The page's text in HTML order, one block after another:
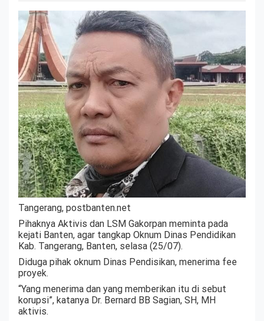
Tangerang, postbanten.net
Pihaknya Aktivis dan LSM Gakorpan meminta pada
kejati Banten, agar tangkap Oknum Dinas Pendidikan
Kab. Tangerang, Banten, selasa (25/07).
Diduga pihak oknum Dinas Pendisikan, menerima fee
proyek.
“Yang menerima dan yang memberikan itu di sebut
korupsi”, katanya Dr. Bernard BB Sagian, SH, MH
aktivis.